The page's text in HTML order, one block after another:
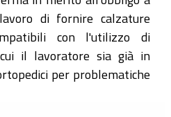
di fornire calzature
con l'utilizzo di
il lavoratore sia già in
per problematiche